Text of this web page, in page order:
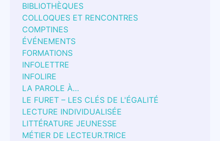
BIBLIOTHÈQUES
COLLOQUES ET RENCONTRES
COMPTINES
ÉVÉNEMENTS
FORMATIONS
INFOLETTRE
INFOLIRE
LA PAROLE À…
LE FURET – LES CLÉS DE L'ÉGALITÉ
LECTURE INDIVIDUALISÉE
LITTÉRATURE JEUNESSE
MÉTIER DE LECTEUR.TRICE